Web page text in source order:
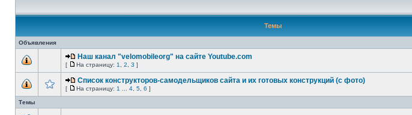
Темы
Объявления
Наш канал "velomobileorg" на сайте Youtube.com
[ На страницу: 1 2 3 ]
Список конструкторов-самодельщиков сайта и их готовых конструкций (с фото)
[ На страницу: 1 4 5 6 ]
Темы